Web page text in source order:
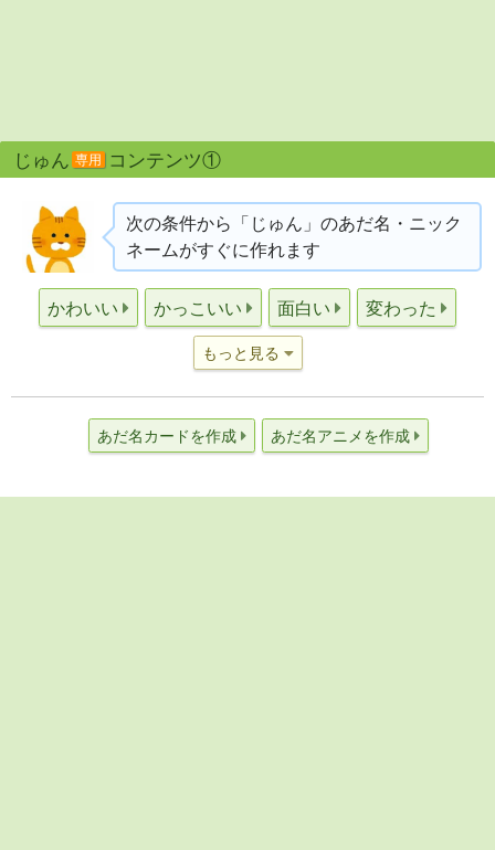
じゅん 専用 コンテンツ①
次の条件から「じゅん」のあだ名・ニック
ネームがすぐに作れます
かわいい かっこいい 面白い 変わった
もっと見る
あだ名カードを作成 あだ名アニメを作成